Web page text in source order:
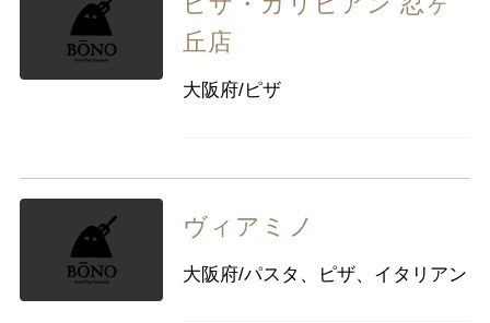
丘店
大阪府/ピザ
ヴィアミノ
大阪府/パスタ、ピザ、イタリアン